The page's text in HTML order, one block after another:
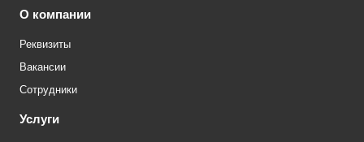
О компании
Реквизиты
Вакансии
Сотрудники
Услуги